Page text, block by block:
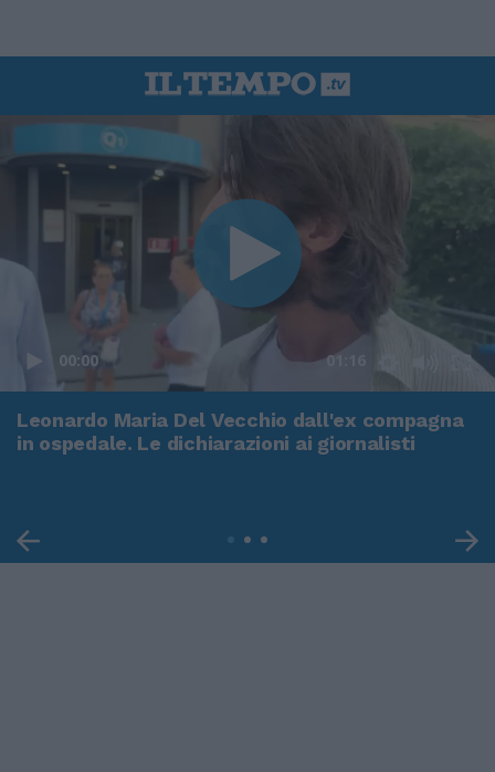
00:00 01:16
Leonardo Maria Del Vecchio dall'ex compagna
in ospedale. Le dichiarazioni ai giornalisti